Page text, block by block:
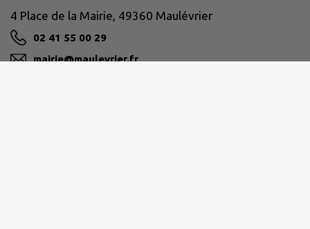
4 Place de la Mairie, 49360 Maulévrier
02 41 55 00 29
mairie@maulevrier.fr